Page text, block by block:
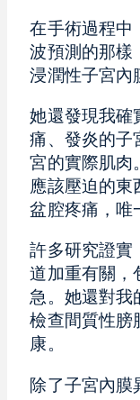
在手術過程中
波預測的那樣
浸潤性子宮內
她還發現我確
痛、發炎的子
宮的實際肌肉
應該壓迫的東
盆腔疼痛，唯
許多研究證實
道加重有關，
急。她還對我
檢查間質性膀
康。
除了子宮內膜